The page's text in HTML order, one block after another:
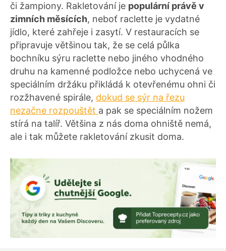
či žampiony. Rakletování je populární právě v
zimních měsících, neboť raclette je vydatné
jídlo, které zahřeje i zasytí. V restauracích se
připravuje většinou tak, že se celá půlka
bochníku sýru raclette nebo jiného vhodného
druhu na kamenné podložce nebo uchycená ve
speciálním držáku přikládá k otevřenému ohni či
rozžhavené spirále, dokud se sýr na řezu
nezačne rozpouštět a pak se speciálním nožem
stírá na talíř. Většina z nás doma ohniště nemá,
ale i tak můžete rakletování zkusit doma.